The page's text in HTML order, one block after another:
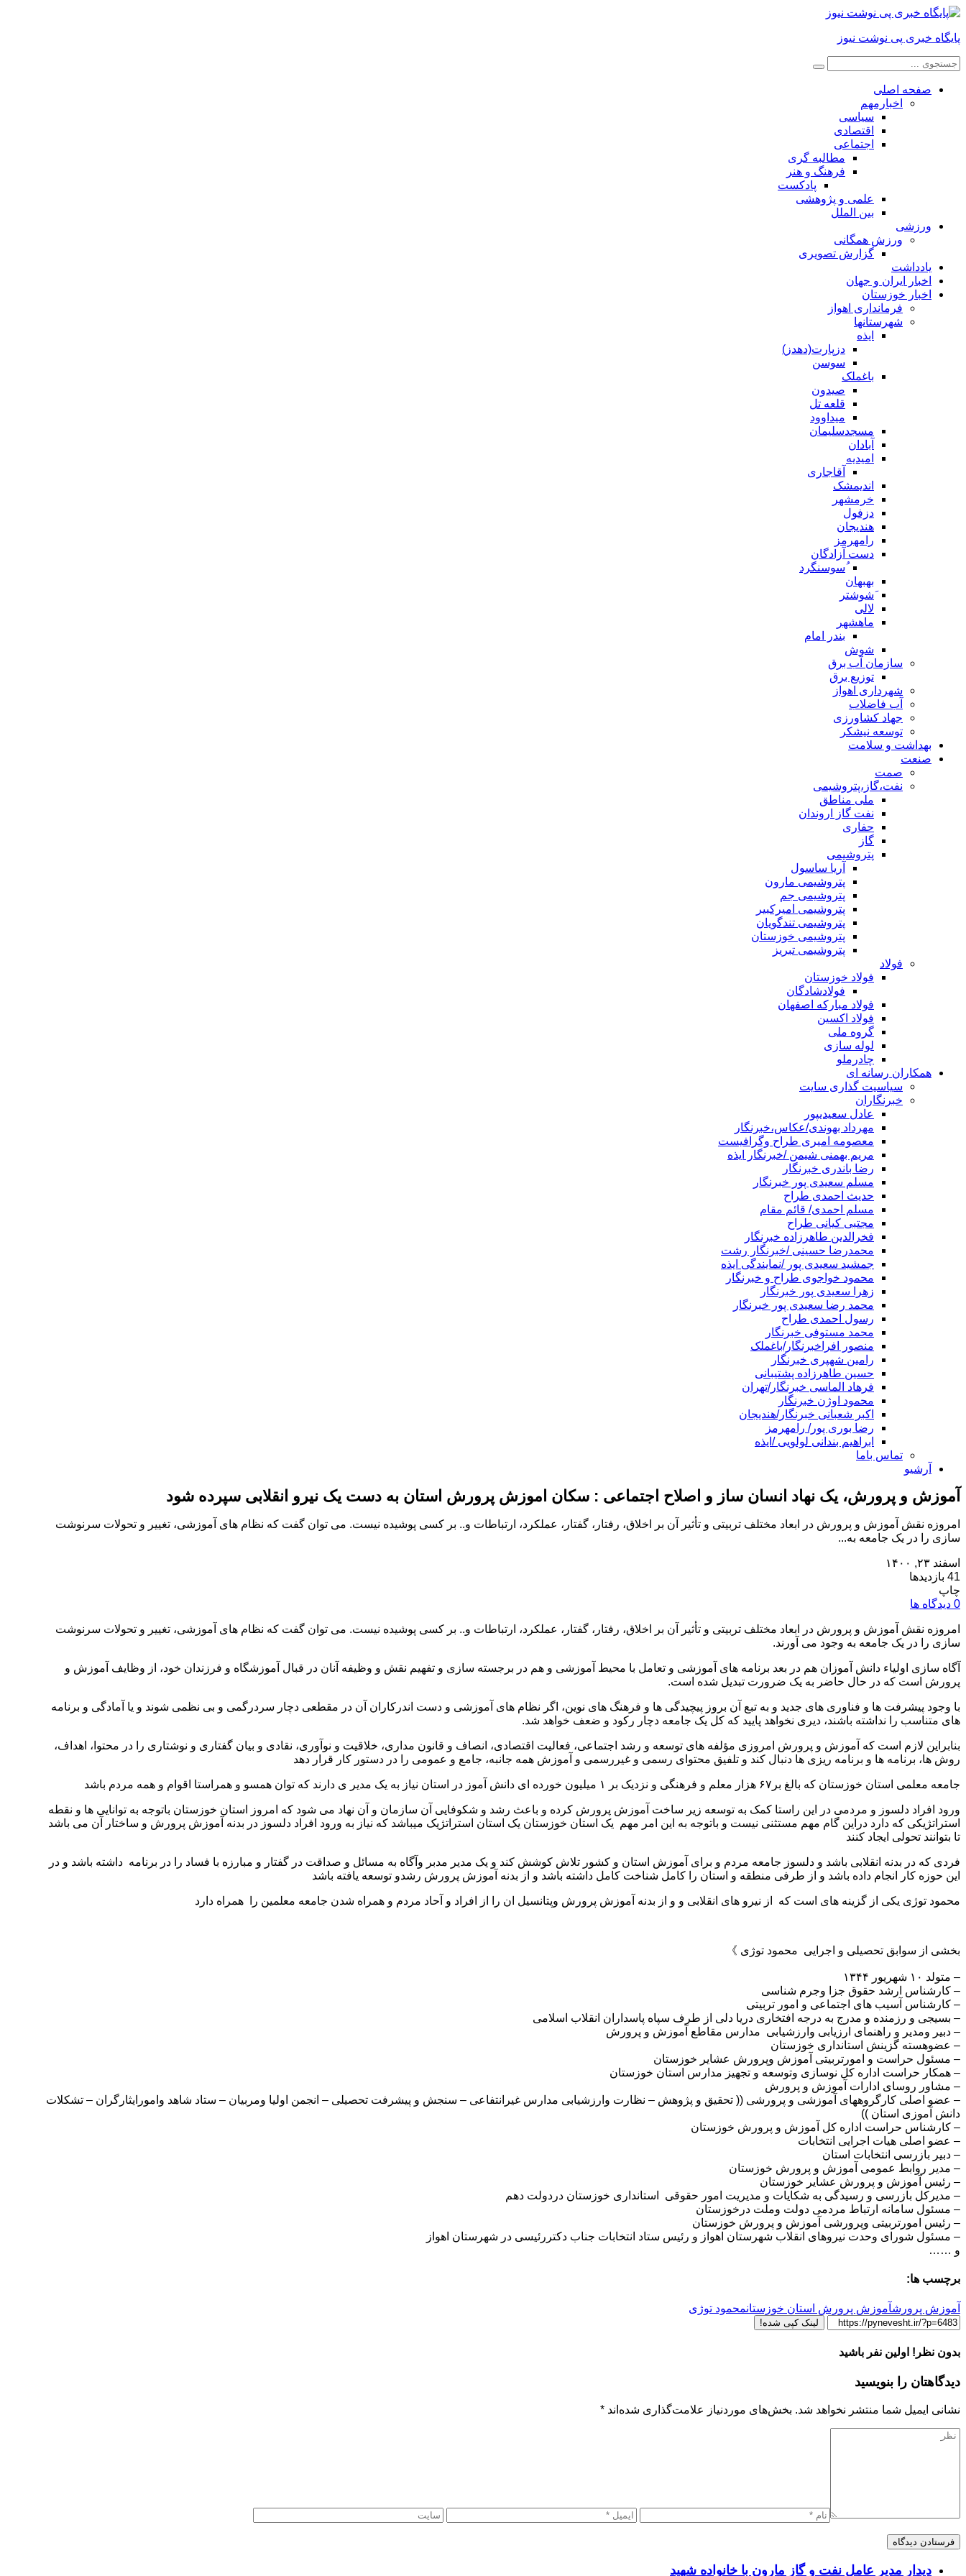
پایگاه خبری پی نوشت نیوز
صفحه اصلی
اخبارمهم
سیاسی
اقتصادی
اجتماعی
مطالبه گری
فرهنگ و هنر
پادکست
علمی و پژوهشی
بین الملل
ورزشی
ورزش همگانی
گزارش تصویری
یادداشت
اخبار ایران و جهان
اخبار خوزستان
فرمانداری اهواز
شهرستانها
ایذه
دزپارت(دهدز)
سوسن
باغملک
صیدون
قلعه تل
میداوود
مسجدسلیمان
آبادان
امیدیه
آقاجاری
اندیمشک
خرمشهر
دزفول
هندیجان
رامهرمز
دست آزادگان
ُسوسنگرد
بهبهان
َشوشتر
لالی
ماهشهر
بندر امام
شوش
سازمان آب برق
توزیع برق
شهرداری اهواز
آب فاضلاب
جهاد کشاورزی
توسعه نیشکر
بهداشت و سلامت
صنعت
صمت
نفت،گاز،پتروشیمی
ملی مناطق
نفت گاز اروندان
حفاری
گاز
پتروشیمی
آریا ساسول
پتروشیمی مارون
پتروشیمی جم
پتروشیمی امیرکبیر
پتروشیمی تندگویان
پتروشیمی خوزستان
پتروشیمی تبریز
فولاد
فولاد خوزستان
فولادشادگان
فولاد مبارکه اصفهان
فولاد اکسین
گروه ملی
لوله سازی
چادرملو
همکاران رسانه ای
سیاسیت گذاری سایت
خبرنگاران
عادل سعیدیپور
مهرداد بهوندی/عکاس،خبرنگار
معصومه امیری طراح وگرافیست
مریم بهمنی شیمن /خبرنگار ایذه
رضا باندری خبرنگار
مسلم سعیدی پور خبرنگار
حدیث احمدی طراح
مسلم احمدی/ قائم مقام
مجتبی کیانی طراح
فخرالدین طاهرزاده خبرنگار
محمدرضا حسینی /خبرنگار رشت
جمشید سعیدی پور /نمایندگی ایذه
محمود خواجوی طراح و خبرنگار
زهرا سعیدی پور خبرنگار
محمد رضا سعیدی پور خبرنگار
رسول احمدی طراح
محمد مستوفی خبرنگار
منصور افراخبرنگار/باغملک
رامین شهپری خبرنگار
حسین طاهرزاده پشتیبانی
فرهاد الماسی خبرنگار/تهران
محمود اوژن خبرنگار
اکبر شعبانی خبرنگار/هندیجان
رضا بوری پور/ رامهرمز
ابراهیم بندانی لولویی /ایذه
تماس باما
آرشیو
آموزش و پرورش، یک نهاد انسان ساز و اصلاح اجتماعی : سکان اموزش پرورش استان به دست یک نیرو انقلابی سپرده شود
امروزه نقش آموزش و پرورش در ابعاد مختلف تربیتی و تأثیر آن بر اخلاق، رفتار، گفتار، عملکرد، ارتباطات و.. بر کسی پوشیده نیست. می توان گفت که نظام های آموزشی، تغییر و تحولات سرنوشت
سازی را در یک جامعه به...
اسفند ۲۳, ۱۴۰۰
41 بازدیدها
چاپ
0 دیدگاه ها
امروزه نقش آموزش و پرورش در ابعاد مختلف تربیتی و تأثیر آن بر اخلاق، رفتار، گفتار، عملکرد، ارتباطات و.. بر کسی پوشیده نیست. می توان گفت که نظام های آموزشی، تغییر و تحولات سرنوشت
سازی را در یک جامعه به وجود می آورند.
آگاه سازی اولیاء دانش آموزان هم در بعد برنامه های آموزشی و تعامل با محیط آموزشی و هم در برجسته سازی و تفهیم نقش و وظیفه آنان در قبال آموزشگاه و فرزندان خود، از وظایف آموزش و
پرورش است که در حال حاضر به یک ضرورت تبدیل شده است.
با وجود پیشرفت ها و فناوری های جدید و به تبع آن بروز پیچیدگی ها و فرهنگ های نوین، اگر نظام های آموزشی و دست اندرکاران آن در مقطعی دچار سردرگمی و بی نظمی شوند و یا آمادگی و برنامه
های متناسب را نداشته باشند، دیری نخواهد پایید که کل یک جامعه دچار رکود و ضعف خواهد شد.
بنابراین لازم است که آموزش و پرورش امروزی مؤلفه های توسعه و رشد اجتماعی، فعالیت اقتصادی، انصاف و قانون مداری، خلاقیت و نوآوری، نقادی و بیان گفتاری و نوشتاری را در محتوا، اهداف،
روش ها، برنامه ها و برنامه ریزی ها دنبال کند و تلفیق محتوای رسمی و غیررسمی و آموزش همه جانبه، جامع و عمومی را در دستور کار قرار دهد
جامعه معلمی استان خوزستان که بالغ بر۶۷ هزار معلم و فرهنگی و نزدیک بر ۱ میلیون خورده ای دانش آموز در استان نیاز به یک مدیر ی دارند که توان همسو و همراستا اقوام و همه مردم باشد
ورود افراد دلسوز و مردمی در این راستا کمک به توسعه زیر ساخت آموزش پرورش کرده و باعث رشد و شکوفایی آن سازمان و آن نهاد می شود که امروز استان خوزستان باتوجه به توانایی ها و نقطه
استراتژیکی که دارد دراین گام مهم مستثنی نیست و باتوجه به این امر مهم یک استان خوزستان یک استان استراتژیک میباشد که نیاز به ورود افراد دلسوز در بدنه آموزش پرورش و ساختار آن می باشد
تا بتوانند تحولی ایجاد کنند
فردی که در بدنه انقلابی باشد و دلسوز جامعه مردم و برای آموزش استان و کشور تلاش کوشش کند و یک مدیر مدبر وآگاه به مسائل و صداقت در گفتار و مبارزه با فساد را در برنامه داشته باشد و در
این حوزه کار انجام داده باشد و از طرفی منطقه و استان را کامل شناخت کامل داشته باشد و از بدنه آموزش پرورش رشدو توسعه یافته باشد
محمود توژی یکی از گزینه های است که از نیرو های انقلابی و و از بدنه آموزش پرورش وپتانسیل ان را از افراد و آحاد مردم و همراه شدن جامعه معلمین را همراه دارد
بخشی از سوابق تحصیلی و اجرایی محمود توژی 》
– متولد ۱۰ شهریور ۱۳۴۴
– کارشناس ارشد حقوق جزا وجرم شناسی
– کارشناس آسیب های اجتماعی و امور تربیتی
– بسیجی و رزمنده و مدرج به درجه افتخاری دریا دلی از طرف سپاه پاسداران انقلاب اسلامی
– دبیر ومدیر و راهنمای ارزیابی وارزشیابی مدارس مقاطع آموزش و پرورش
– عضوهسته گزینش استانداری خوزستان
– مسئول حراست و امورتربیتی آموزش وپرورش عشایر خوزستان
– همکار حراست اداره کل نوسازی وتوسعه و تجهیز مدارس استان خوزستان
– مشاور روسای ادارات آموزش و پرورش
– عضو اصلی کارگروههای آموزشی و پرورشی (( تحقیق و پژوهش – نظارت وارزشیابی مدارس غیرانتفاعی – سنجش و پیشرفت تحصیلی – انجمن اولیا ومربیان – ستاد شاهد وامورایثارگران – تشکلات
دانش آموزی استان ))
– کارشناس حراست اداره کل آموزش و پرورش خوزستان
– عضو اصلی هیات اجرایی انتخابات
– دبیر بازرسی انتخابات استان
– مدیر روابط عمومی آموزش و پرورش خوزستان
– رئیس آموزش و پرورش عشایر خوزستان
– مدیرکل بازرسی و رسیدگی به شکایات و مدیریت امور حقوقی استانداری خوزستان دردولت دهم
– مسئول سامانه ارتباط مردمی دولت وملت درخوزستان
– رئیس امورتربیتی وپرورشی آموزش و پرورش خوزستان
– مسئول شورای وحدت نیروهای انقلاب شهرستان اهواز و رئیس ستاد انتخابات جناب دکتررئیسی در شهرستان اهواز
و ……
برچسب ها:
آموزش پرورشآموزش پرورش استان خوزستانمحمود توژی
لینک کپی شده!
بدون نظر! اولین نفر باشید
دیدگاهتان را بنویسید
نشانی ایمیل شما منتشر نخواهد شد. بخش‌های موردنیاز علامت‌گذاری شده‌اند *
دیدار مدیر عامل نفت و گاز مارون با خانواده شهید